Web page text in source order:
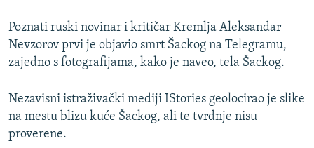
Poznati ruski novinar i kritičar Kremlja Aleksandar
Nevzorov prvi je objavio smrt Šackog na Telegramu,
zajedno s fotografijama, kako je naveo, tela Šackog.
Nezavisni istraživački mediji IStories geolocirao je slike
na mestu blizu kuće Šackog, ali te tvrdnje nisu
proverene.